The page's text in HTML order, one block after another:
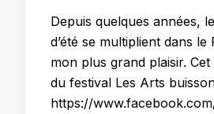
Depuis quelques années,
d’été se multiplient dans
mon plus grand plaisir. Cet
du festival Les Arts
https://